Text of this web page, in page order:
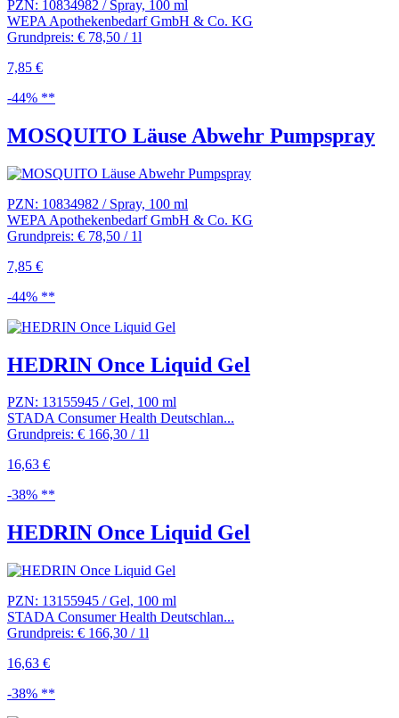
PZN: 10834982 / Spray, 100 ml
WEPA Apothekenbedarf GmbH & Co. KG
Grundpreis: € 78,50 / 1l
7,85 €
-44% **
MOSQUITO Läuse Abwehr Pumpspray
PZN: 10834982 / Spray, 100 ml
WEPA Apothekenbedarf GmbH & Co. KG
Grundpreis: € 78,50 / 1l
7,85 €
-44% **
HEDRIN Once Liquid Gel
PZN: 13155945 / Gel, 100 ml
STADA Consumer Health Deutschlan...
Grundpreis: € 166,30 / 1l
16,63 €
-38% **
HEDRIN Once Liquid Gel
PZN: 13155945 / Gel, 100 ml
STADA Consumer Health Deutschlan...
Grundpreis: € 166,30 / 1l
16,63 €
-38% **